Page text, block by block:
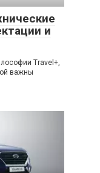
и
Travel+,
важны